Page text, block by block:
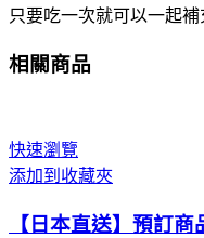
只要吃一次就可以一起
相關商品
快速瀏覽
添加到收藏夾
【日本直送】預訂